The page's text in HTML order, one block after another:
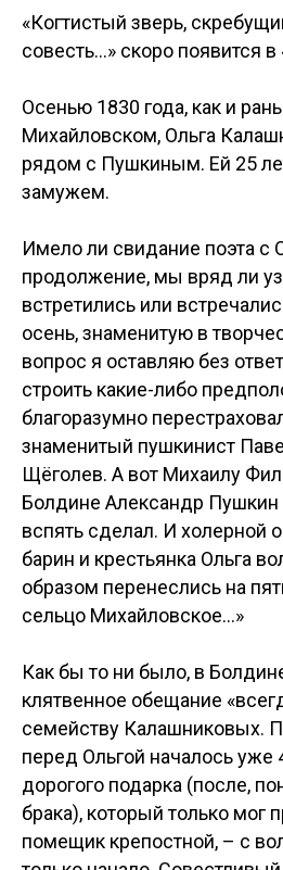
«Когтистый зверь,
совесть…» скоро появится
Осенью 1830 года, как и
Михайловском, Ольга
рядом с Пушкиным. Ей 25
замужем.
Имело ли свидание поэта с
продолжение, мы вряд ли
встретились или
осень, знаменитую в
вопрос я оставляю без
строить какие-либо
благоразумно
знаменитый пушкинист
Щёголев. А вот Михаилу
Болдине Александр Пушкин
вспять сделал. И холерной
барин и крестьянка Ольга
образом перенеслись на
сельцо Михайловское…»
Как бы то ни было, в
клятвенное обещание
семейству Калашниковых.
перед Ольгой началось уже
дорогого подарка (после,
брака), который только мог
помещик крепостной, – с